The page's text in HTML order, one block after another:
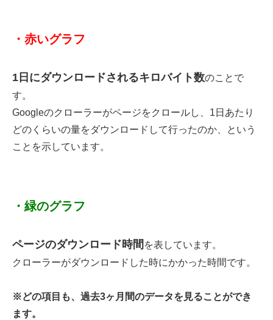
・赤いグラフ
1日にダウンロードされるキロバイト数のことで
す。
Googleのクローラーがページをクロールし、1日あたり
どのくらいの量をダウンロードして行ったのか、という
ことを示しています。
・緑のグラフ
ページのダウンロード時間 を表しています。
クローラーがダウンロードした時にかかった時間です。
※どの項目も、過去3ヶ月間のデータを見ることができ
ます。